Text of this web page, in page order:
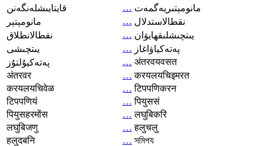
قايتايىشلەنگەنن
… مانومېتىريەگمەت
مانومېتېر
… نقطالاستدلال
نقطالانطلاق
… يىتچىشلىقھايۋان
يىتچىشى
… پەتەكياۋاغاز
پەتەكيۇلتۇز
… अंतरवयवसत
अंतरवर
… करयलयचिइमरत
करयलयचिवेळ
… टिपपणिकरन
टिपपणियं
… पियुससं
पियुसहरमोंस
… लघुबिकरि
लघुबिजणु
… हलुचलु
हलुदबनि
… সমিপয